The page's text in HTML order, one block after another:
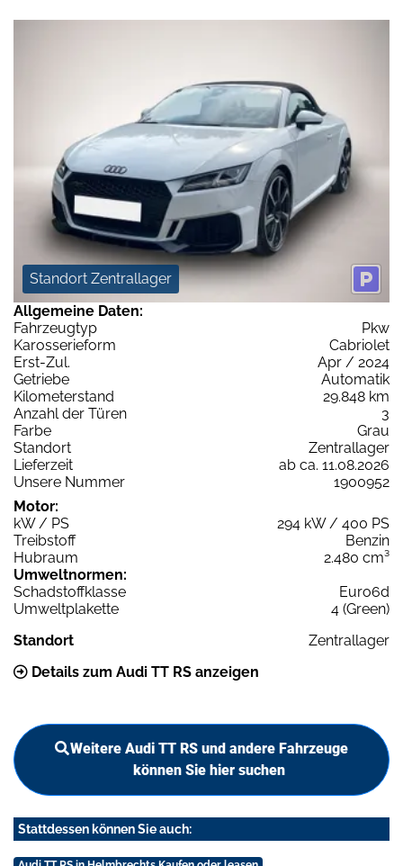
Standort Zentrallager
Allgemeine Daten:
Fahrzeugtyp
Pkw
Karosserieform
Cabriolet
Erst-Zul.
Apr / 2024
Getriebe
Automatik
Kilometerstand
29.848 km
Anzahl der Türen
3
Farbe
Grau
Standort
Zentrallager
Lieferzeit
ab ca. 11.08.2026
Unsere Nummer
1900952
Motor:
kW / PS
294 kW / 400 PS
Treibstoff
Benzin
Hubraum
2.480 cm³
Umweltnormen:
Schadstoffklasse
Euro6d
Umweltplakette
4 (Green)
Standort
Zentrallager
Details zum Audi TT RS anzeigen
Weitere Audi TT RS und andere Fahrzeuge
können Sie hier suchen
Stattdessen können Sie auch: